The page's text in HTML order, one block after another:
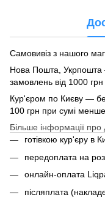
Самовивіз з нашого
Нова Пошта, Укрпошта
замовлень від 1000 грн
Кур'єром по Києву —
100 грн при сумі менше
Більше інформації про
готівкою кур'єру в
передоплата на
онлайн-оплата
післяплата